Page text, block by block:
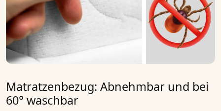
Matratzenbezug: Abnehmbar und bei
60° waschbar